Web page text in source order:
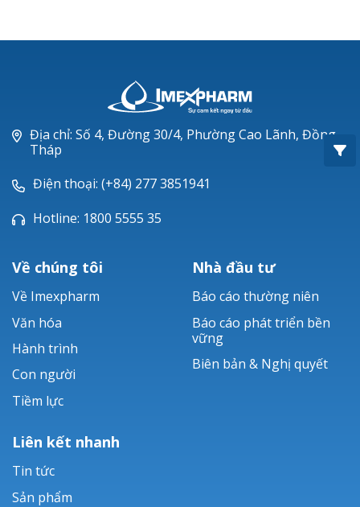
Piperacillin
Ticarlinat®
Zobacta®
Bacsulfo®
Địa chỉ: Số 4, Đường 30/4, Phường Cao Lãnh, Đồng
Tháp
Điện thoại: (+84) 277 3851941
Hotline: 1800 5555 35
Về chúng tôi
Về Imexpharm
Văn hóa
Hành trình
Con người
Tiềm lực
Nhà đầu tư
Báo cáo thường niên
Báo cáo phát triển bền
vững
Biên bản & Nghị quyết
Liên kết nhanh
Tin tức
Sản phẩm